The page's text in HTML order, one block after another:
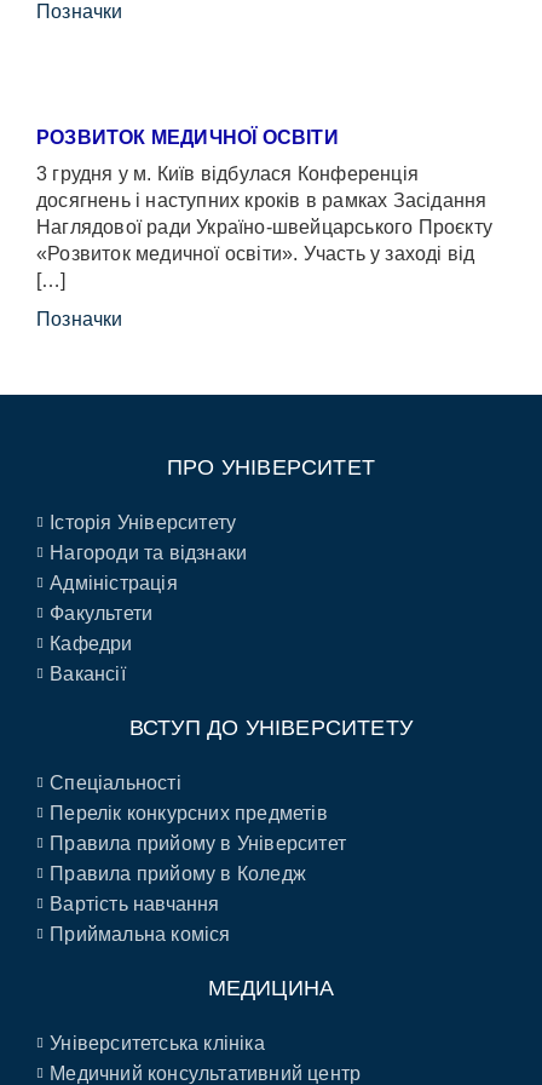
Позначки
РОЗВИТОК МЕДИЧНОЇ ОСВІТИ
3 грудня у м. Київ відбулася Конференція
досягнень і наступних кроків в рамках Засідання
Наглядової ради Україно-швейцарського Проєкту
«Розвиток медичної освіти». Участь у заході від
[…]
Позначки
ПРО УНІВЕРСИТЕТ
Історія Університету
Нагороди та відзнаки
Адміністрація
Факультети
Кафедри
Вакансії
ВСТУП ДО УНІВЕРСИТЕТУ
Спеціальності
Перелік конкурсних предметів
Правила прийому в Університет
Правила прийому в Коледж
Вартість навчання
Приймальна коміся
МЕДИЦИНА
Університетська клініка
Медичний консультативний центр